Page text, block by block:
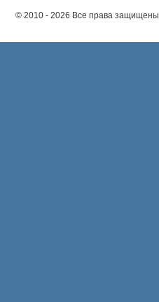
© 2010 - 2026 Все права защищены